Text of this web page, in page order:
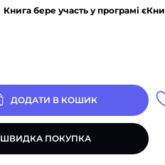
Книга бере участь у програмі
ДОДАТИ В КОШИК
ШВИДКА ПОКУПКА